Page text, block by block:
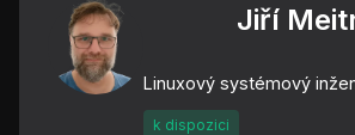
Jiří
Linuxový systémový
k dispozici